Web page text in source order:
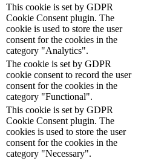
This cookie is set by GDPR
Cookie Consent plugin. The
cookie is used to store the user
consent for the cookies in the
category "Analytics".
The cookie is set by GDPR
cookie consent to record the user
consent for the cookies in the
category "Functional".
This cookie is set by GDPR
Cookie Consent plugin. The
cookies is used to store the user
consent for the cookies in the
category "Necessary".